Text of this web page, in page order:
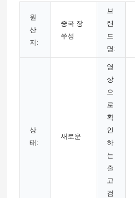
원
산
지:
중국 장
쑤성
브
랜
드
명:
상
태:
새로운
영
상
으
로
확
인
하
는
출
고
검